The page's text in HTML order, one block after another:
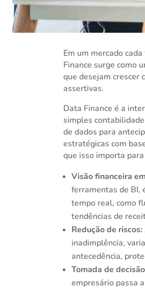
Em um mercado
Finance surge como
que desejam crescer
assertivas.
Data Finance é a
simples
de dados para
estratégicas com
que isso importa
Visão financeira
ferramentas de BI,
tempo real, como
tendências de
Redução de riscos:
inadimplência,
antecedência,
Tomada de
empresário passa